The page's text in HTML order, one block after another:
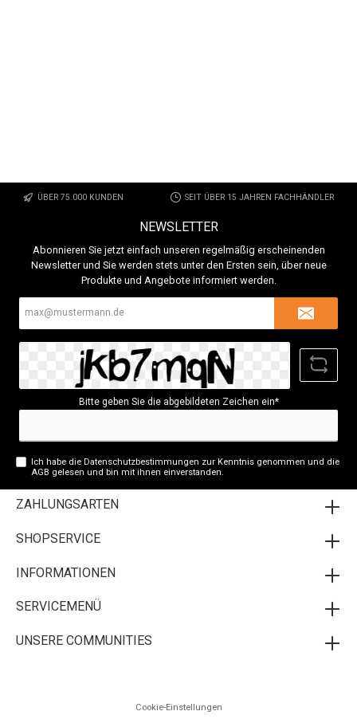
ÜBER 75.000 KUNDEN SEIT ÜBER 15 JAHREN FACHHÄNDLER
NEWSLETTER
Abonnieren Sie jetzt einfach unseren regelmäßig erscheinenden
Newsletter und Sie werden stets unter den Ersten sein, über neue
Produkte und Angebote informiert werden.
Bitte geben Sie die abgebildeten Zeichen ein*
Ich habe dieDatenschutzbestimmungen zur Kenntnis genommen und die
AGB gelesen und bin mit ihnen einverstanden.
ZAHLUNGSARTEN
SHOPSERVICE
INFORMATIONEN
SERVICEMENÜ
UNSERE COMMUNITIES
Cookie-Einstellungen